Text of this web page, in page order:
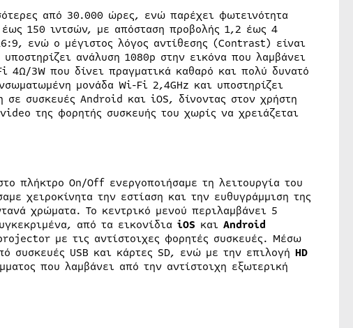
από 30.000 ώρες, ενώ παρέχει φωτεινότητα
150 ιντσών, με απόσταση προβολής 1,2 έως 4
ενώ ο μέγιστος λόγος αντίθεσης (Contrast) είναι
ανάλυση 1080p στην εικόνα που λαμβάνει
3W που δίνει πραγματικά καθαρό και πολύ δυνατό
μονάδα Wi-Fi 2,4GHz και υποστηρίζει
συσκευές Android και iOS, δίνοντας στον χρήστη
της φορητής συσκευής του χωρίς να χρειάζεται
πλήκτρο On/Off ενεργοποιήσαμε τη λειτουργία του
χειροκίνητα την εστίαση και την ευθυγράμμιση της
χρώματα. Το κεντρικό μενού περιλαμβάνει 5
από τα εικονίδια iOS και Android
με τις αντίστοιχες φορητές συσκευές. Μέσω
συσκευές USB και κάρτες SD, ενώ με την επιλογή HD
που λαμβάνει από την αντίστοιχη εξωτερική